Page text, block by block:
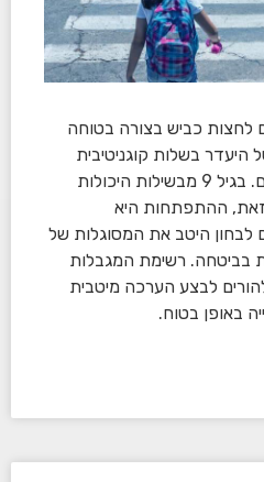
9 אינם יכולים לחצות כביש בצורה בטוחה
היעדר בשלות קוגניטיבית
ובשל מאפייניהם הפיזיולוגיים. בגיל 9 מבשילות היכולות
זאת, ההתפתחות היא
לבחון היטב את המסוגלות של
לאחר גיל 9 לחצות בביטחה. רשימת המגבלות
לבצע הערכה מיטבית
באופן בטוח.